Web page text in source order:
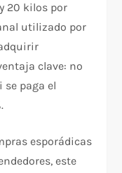
20 kilos por
utilizado por
clave: no
paga el
esporádicas
este